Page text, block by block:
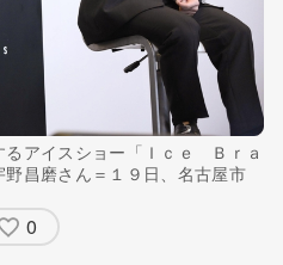
アイスショー「Ｉｃｅ Ｂｒａ
昌磨さん＝１９日、名古屋市
0